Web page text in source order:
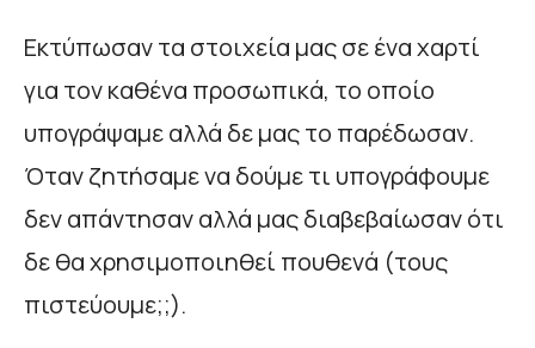
Εκτύπωσαν τα στοιχεία μας σε ένα χαρτί
για τον καθένα προσωπικά, το οποίο
υπογράψαμε αλλά δε μας το παρέδωσαν.
Όταν ζητήσαμε να δούμε τι υπογράφουμε
δεν απάντησαν αλλά μας διαβεβαίωσαν ότι
δε θα χρησιμοποιηθεί πουθενά (τους
πιστεύουμε;;).